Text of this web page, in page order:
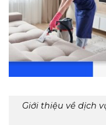
Giới thiệu về dịch